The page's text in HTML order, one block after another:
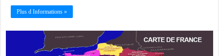
Plus d Informations »